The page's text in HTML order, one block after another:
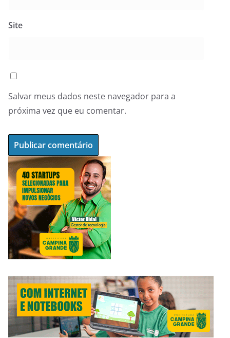
Site
Salvar meus dados neste navegador para a
próxima vez que eu comentar.